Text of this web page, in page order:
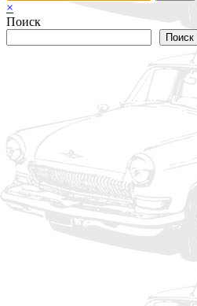
×
Поиск
Поиск